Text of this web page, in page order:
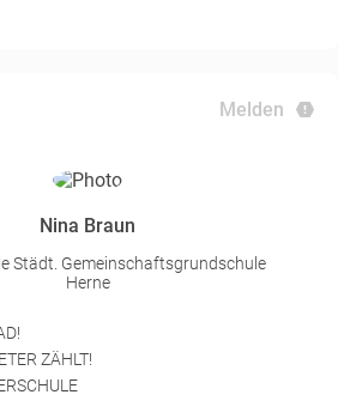
Melden
Nina Braun
Städt. Gemeinschaftsgrundschule
Herne
ZÄHLT!